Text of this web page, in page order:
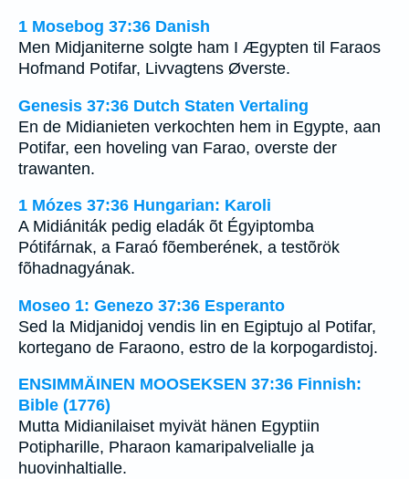
1 Mosebog 37:36 Danish
Men Midjaniterne solgte ham I Ægypten til Faraos
Hofmand Potifar, Livvagtens Øverste.
Genesis 37:36 Dutch Staten Vertaling
En de Midianieten verkochten hem in Egypte, aan
Potifar, een hoveling van Farao, overste der
trawanten.
1 Mózes 37:36 Hungarian: Karoli
A Midiániták pedig eladák õt Égyiptomba
Pótifárnak, a Faraó fõemberének, a testõrök
fõhadnagyának.
Moseo 1: Genezo 37:36 Esperanto
Sed la Midjanidoj vendis lin en Egiptujo al Potifar,
kortegano de Faraono, estro de la korpogardistoj.
ENSIMMÄINEN MOOSEKSEN 37:36 Finnish:
Bible (1776)
Mutta Midianilaiset myivät hänen Egyptiin
Potipharille, Pharaon kamaripalvelialle ja
huovinhaltialle.